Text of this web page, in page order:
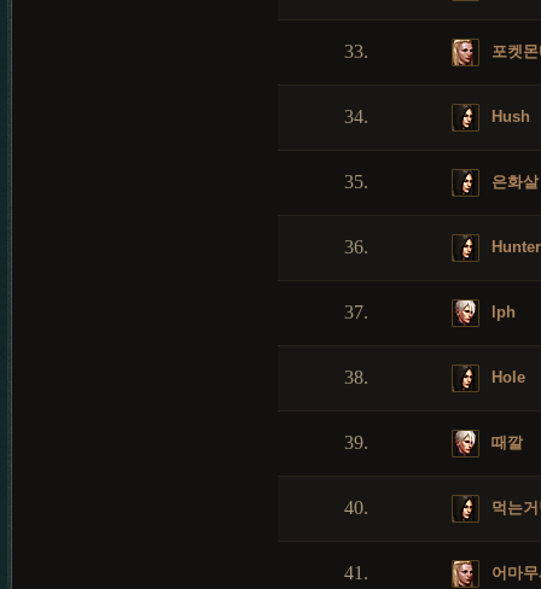
33. 포켓
34. Hush
35. 은화살
36.
37. lph
38. Hole
39. 때깔
40. 먹는
41. 어마